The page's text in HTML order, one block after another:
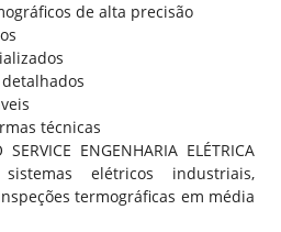
de alta precisão
técnicas
ENGENHARIA ELÉTRICA
elétricos industriais,
termográficas em média